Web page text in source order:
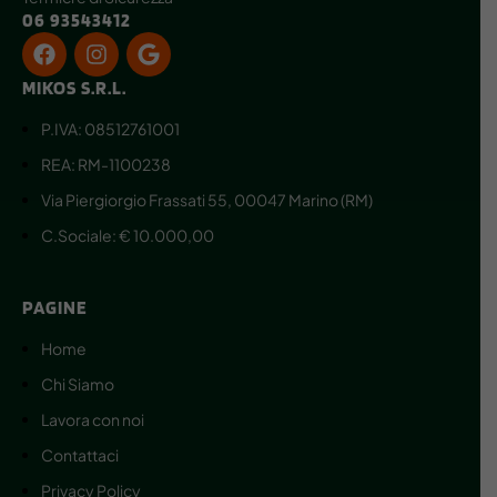
06 93543412
MIKOS S.R.L.
P.IVA: 08512761001
REA: RM-1100238
Via Piergiorgio Frassati 55, 00047 Marino (RM)
C.Sociale: € 10.000,00
PAGINE
Home
Chi Siamo
Lavora con noi
Contattaci
Privacy Policy